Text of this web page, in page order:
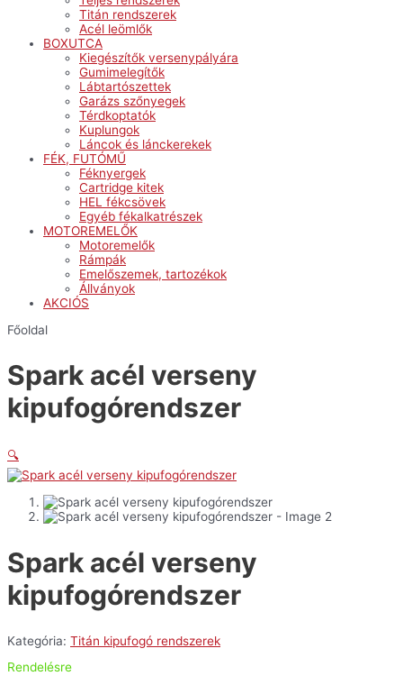
Titán rendszerek
Acél leömlők
BOXUTCA
Kiegészítők versenypályára
Gumimelegítők
Lábtartószettek
Garázs szőnyegek
Térdkoptatók
Kuplungok
Láncok és lánckerekek
FÉK, FUTÓMŰ
Féknyergek
Cartridge kitek
HEL fékcsövek
Egyéb fékalkatrészek
MOTOREMELŐK
Motoremelők
Rámpák
Emelőszemek, tartozékok
Állványok
AKCIÓS
Főoldal
Spark acél verseny
kipufogórendszer
🔍
Spark acél verseny
kipufogórendszer
Kategória: Titán kipufogó rendszerek
Rendelésre